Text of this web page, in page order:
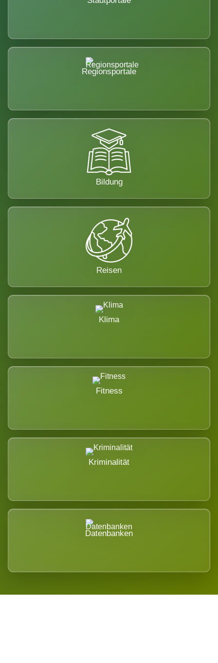
Regionsportale
Bildung
Reisen
Klima
Fitness
Kriminalität
Datenbanken